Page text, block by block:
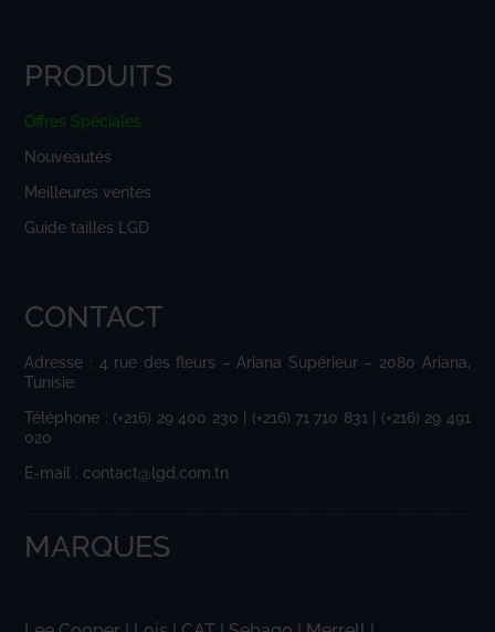
PRODUITS
Offres Spéciales
Nouveautés
Meilleures ventes
Guide tailles LGD
CONTACT
Adresse : 4 rue des fleurs – Ariana Supérieur – 2080 Ariana,
Tunisie.
Téléphone : (+216) 29 400 230 | (+216) 71 710 831 | (+216) 29 491
020
E-mail : contact@lgd.com.tn
MARQUES